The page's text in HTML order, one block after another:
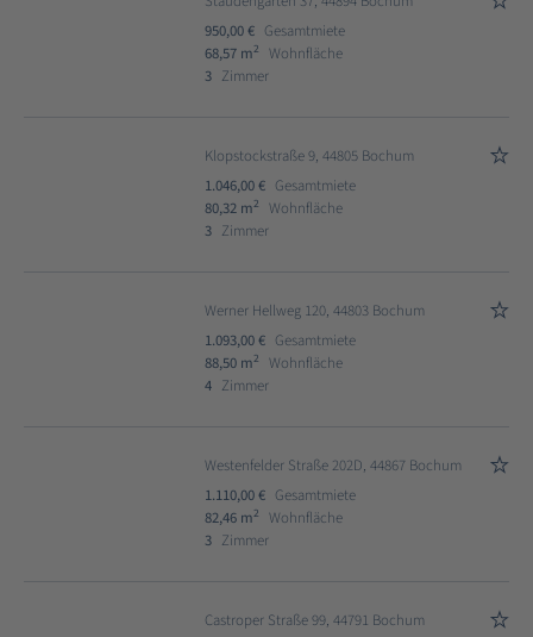
950,00 € Gesamtmiete
68,57 m2
Wohnfläche
3 Zimmer
Klopstockstraße 9, 44805 Bochum
1.046,00 € Gesamtmiete
80,32 m2
Wohnfläche
3 Zimmer
Werner Hellweg 120, 44803 Bochum
1.093,00 € Gesamtmiete
88,50 m2
Wohnfläche
4 Zimmer
Westenfelder Straße 202D, 44867 Bochum
1.110,00 € Gesamtmiete
82,46 m2
Wohnfläche
3 Zimmer
Castroper Straße 99, 44791 Bochum